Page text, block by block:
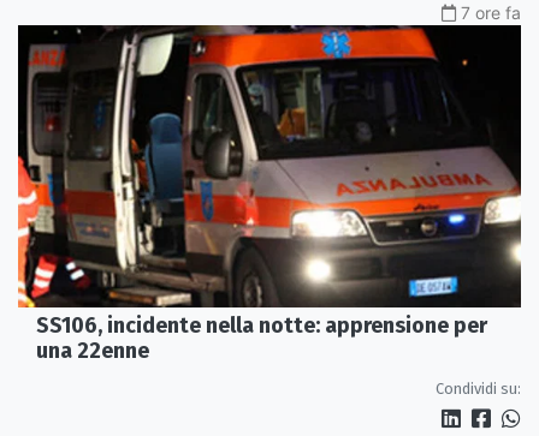
7 ore fa
SS106, incidente nella notte: apprensione per
una 22enne
Condividi su: